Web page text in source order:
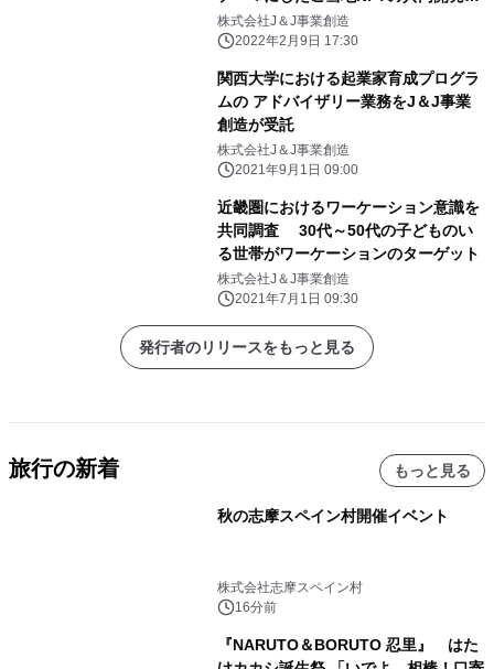
販売を開始
株式会社J＆J事業創造
2022年2月9日 17:30
関西大学における起業家育成プログラ
ムの アドバイザリー業務をJ＆J事業
創造が受託
株式会社J＆J事業創造
2021年9月1日 09:00
近畿圏におけるワーケーション意識を
共同調査 30代～50代の子どものい
る世帯がワーケーションのターゲット
株式会社J＆J事業創造
2021年7月1日 09:30
発行者のリリースをもっと見る
旅行の新着 もっと見る
秋の志摩スペイン村開催イベント
株式会社志摩スペイン村
16分前
『NARUTO＆BORUTO 忍里』 はた